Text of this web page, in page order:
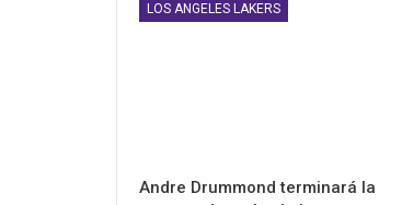
LOS ANGELES LAKERS
Andre Drummond terminará la